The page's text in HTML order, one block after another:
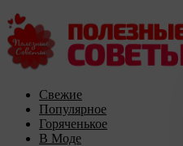
Свежие
Популярное
Горяченькое
В Моде